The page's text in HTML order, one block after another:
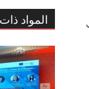
المواد